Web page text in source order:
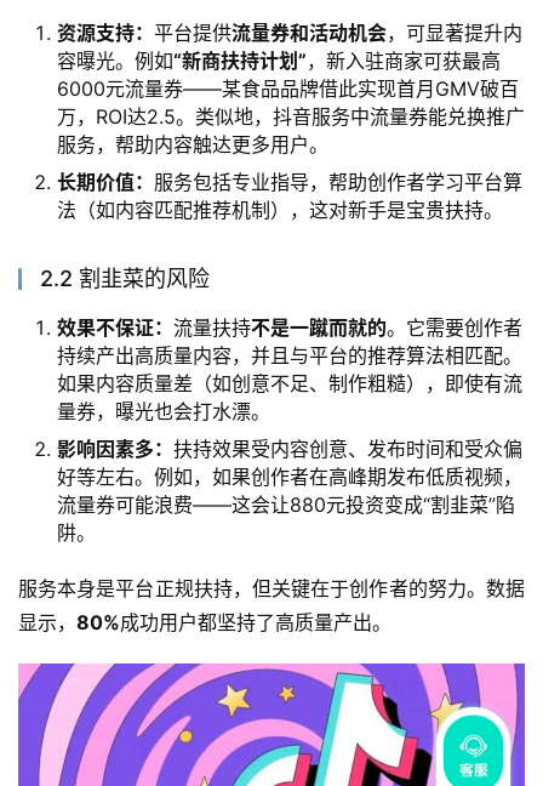
资源支持： 平台提供流量券和活动机会，可显著提升内
容曝光。例如“新商扶持计划”，新入驻商家可获最高
6000元流量券——某食品品牌借此实现首月GMV破百
万，ROI达2.5。类似地，抖音服务中流量券能兑换推广
服务，帮助内容触达更多用户。
长期价值： 服务包括专业指导，帮助创作者学习平台算
法（如内容匹配推荐机制），这对新手是宝贵扶持。
2.2 割韭菜的风险
效果不保证： 流量扶持不是一蹴而就的。它需要创作者
持续产出高质量内容，并且与平台的推荐算法相匹配。
如果内容质量差（如创意不足、制作粗糙），即使有流
量券，曝光也会打水漂。
影响因素多： 扶持效果受内容创意、发布时间和受众偏
好等左右。例如，如果创作者在高峰期发布低质视频，
流量券可能浪费——这会让880元投资变成“割韭菜”陷
阱。
服务本身是平台正规扶持，但关键在于创作者的努力。数据
显示， 80%成功用户都坚持了高质量产出。